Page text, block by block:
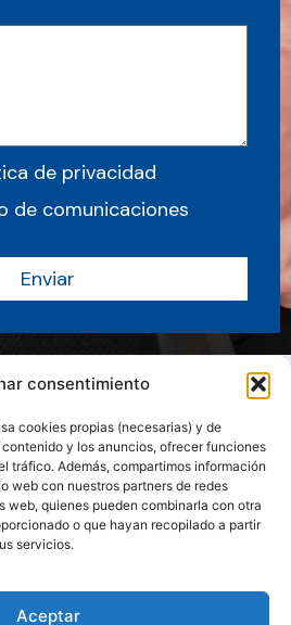
consentimiento
cookies propias (necesarias) y de
y los anuncios, ofrecer funciones
tráfico. Además, compartimos información
web con nuestros partners de redes
web, quienes pueden combinarla con otra
o que hayan recopilado a partir
servicios.
Aceptar
de privacidad
de comunicaciones
Enviar
Manuales y Guias